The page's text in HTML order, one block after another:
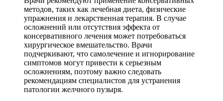
методов, таких как лечебная диета, физические
упражнения и лекарственная терапия. В случае
осложнений или отсутствия эффекта от
консервативного лечения может потребоваться
хирургическое вмешательство. Врачи
подчеркивают, что самолечение и игнорирование
симптомов могут привести к серьезным
осложнениям, поэтому важно следовать
рекомендациям специалистов для устранения
патологии желчного пузыря.